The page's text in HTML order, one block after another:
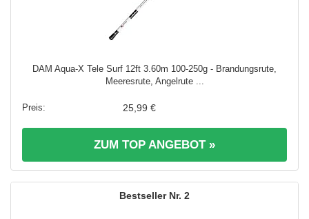
DAM Aqua-X Tele Surf 12ft 3.60m 100-250g - Brandungsrute,
Meeresrute, Angelrute ...
25,99 €
ZUM TOP ANGEBOT »
2